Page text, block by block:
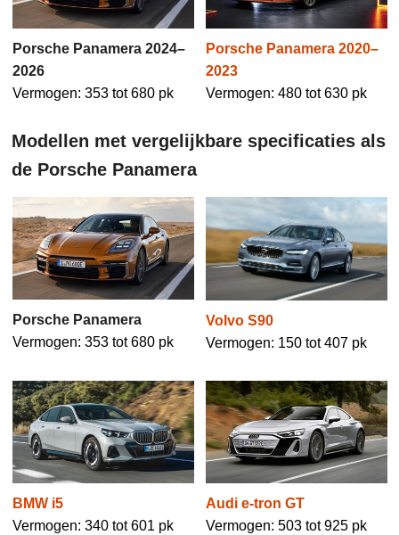
Porsche Panamera 2024–
2026
Vermogen: 353 tot 680 pk
Porsche Panamera 2020–
2023
Vermogen: 480 tot 630 pk
Modellen met vergelijkbare specificaties als
de Porsche Panamera
Porsche Panamera
Vermogen: 353 tot 680 pk
Volvo S90
Vermogen: 150 tot 407 pk
BMW i5
Vermogen: 340 tot 601 pk
Audi e-tron GT
Vermogen: 503 tot 925 pk